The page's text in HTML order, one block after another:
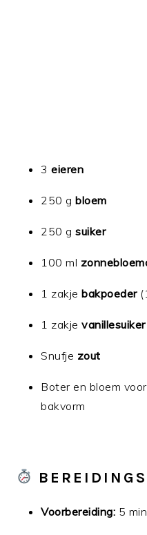
3eieren
250 gbloem
250 gsuiker
100 ml
1 zakjebakpoeder
1 zakjevanillesuiker
Snufje zout
Boter en bloem
bakvorm
Voorbereiding: 5